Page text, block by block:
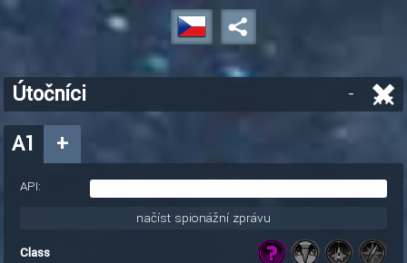
Útočníci
-
A1
+
API:
načíst spionážní zprávu
Class